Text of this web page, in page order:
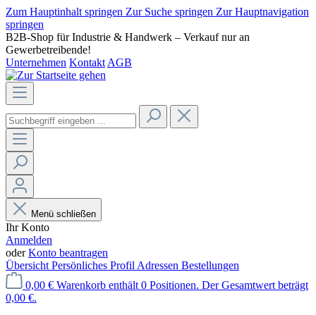
Zum Hauptinhalt springen Zur Suche springen Zur Hauptnavigation
springen
B2B-Shop für Industrie & Handwerk – Verkauf nur an
Gewerbetreibende!
Unternehmen Kontakt AGB
Menü schließen
Ihr Konto
Anmelden
oderKonto beantragen
Übersicht Persönliches Profil Adressen Bestellungen
0,00 € Warenkorb enthält 0 Positionen. Der Gesamtwert beträgt
0,00 €.